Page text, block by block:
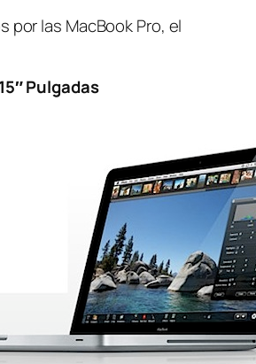
por las MacBook Pro, el
Pulgadas